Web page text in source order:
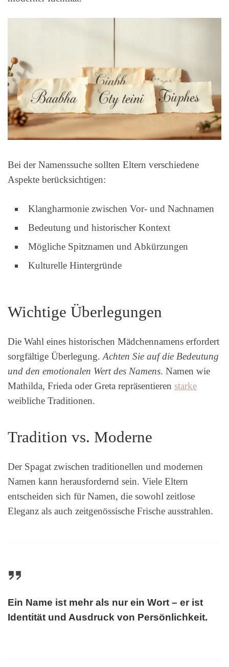
Bei der Namenssuche sollten Eltern verschiedene
Aspekte berücksichtigen:
Klangharmonie zwischen Vor- und Nachnamen
Bedeutung und historischer Kontext
Mögliche Spitznamen und Abkürzungen
Kulturelle Hintergründe
Wichtige Überlegungen
Die Wahl eines historischen Mädchennamens erfordert
sorgfältige Überlegung. Achten Sie auf die Bedeutung
und den emotionalen Wert des Namens. Namen wie
Mathilda, Frieda oder Greta repräsentieren starke
weibliche Traditionen.
Tradition vs. Moderne
Der Spagat zwischen traditionellen und modernen
Namen kann herausfordernd sein. Viele Eltern
entscheiden sich für Namen, die sowohl zeitlose
Eleganz als auch zeitgenössische Frische ausstrahlen.
Ein Name ist mehr als nur ein Wort – er ist
Identität und Ausdruck von Persönlichkeit.